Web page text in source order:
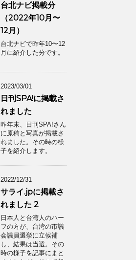
台北ナビ掲載分
（2022年10月〜
12月）
台北ナビで昨年10〜12
月に紹介した分です。
2023/03/01
日刊SPA!に掲載さ
れました
昨年末、日刊SPA!さん
に原稿と写真が掲載さ
れました。その時の様
子を紹介します。
2022/12/31
サライ.jpに掲載さ
れました 2
日本人と台湾人のハー
フの方が、台湾の市議
会議員選挙に立候補
し、結果は当選。その
時の様子を記事にまと